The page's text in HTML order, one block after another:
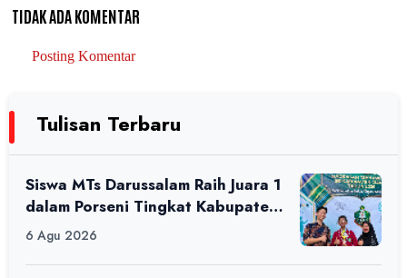
TIDAK ADA KOMENTAR
Posting Komentar
Tulisan Terbaru
Siswa MTs Darussalam Raih Juara 1
dalam Porseni Tingkat Kabupaten
6 Agu 2026